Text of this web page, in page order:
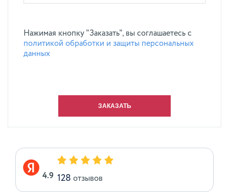
Нажимая кнопку "Заказать", вы соглашаетесь с
политикой обработки и защиты персональных
данных
4.9 128 отзывов